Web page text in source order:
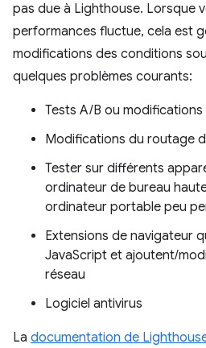
pas due à Lighthouse. Lorsque
performances fluctue, cela est
modifications des conditions
quelques problèmes courants:
Tests A/B ou
Modifications du routage
Tester sur différents
ordinateur de bureau
ordinateur portable peu
Extensions de navigateur
JavaScript et ajoutent/
réseau
Logiciel antivirus
La documentation de